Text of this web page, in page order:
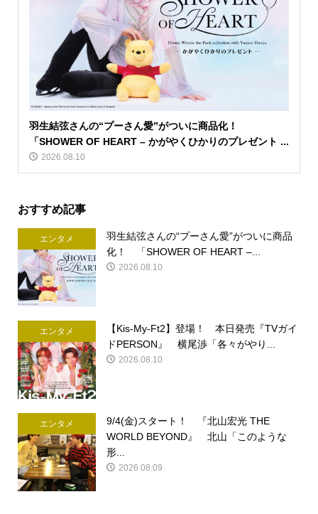
羽生結弦さんの“プーさん愛”がついに商品化！
「SHOWER OF HEART – かがやくひかりのプレゼント ...
2026.08.10
おすすめ記事
エンタメ
羽生結弦さんの“プーさん愛”がついに商品
化！ 「SHOWER OF HEART –...
2026.08.10
エンタメ
【Kis-My-Ft2】登場！ 本日発売『TVガイ
ドPERSON』 横尾渉「各々がやり...
2026.08.10
エンタメ
9/4(金)スタート！ 『北山宏光 THE
WORLD BEYOND』 北山「このような
形...
2026.08.09